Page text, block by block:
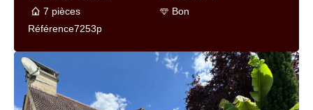
7 pièces
Bon
Référence7253p